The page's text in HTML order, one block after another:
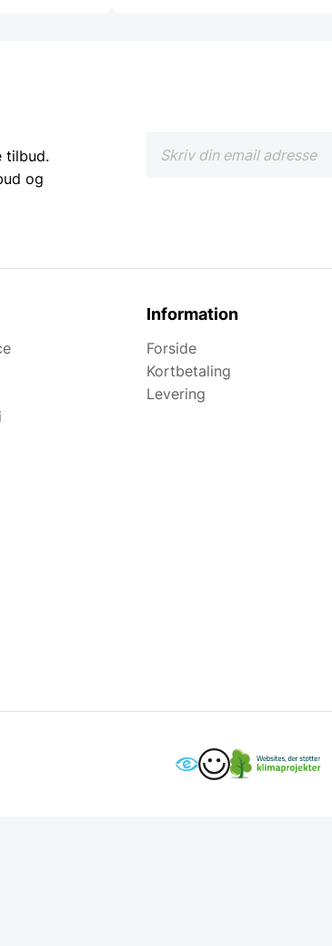
tilbud.
og
Information
Forside
Kortbetaling
Levering